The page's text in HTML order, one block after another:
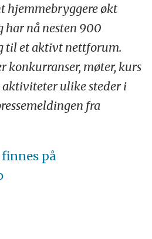
hjemmebryggere økt
har nå nesten 900
til et aktivt nettforum.
konkurranser, møter, kurs
ulike steder i
fra
på